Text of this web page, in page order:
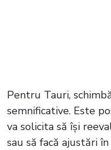
Pentru Tauri,
semnificative. Este
va solicita să își
sau să facă ajustări